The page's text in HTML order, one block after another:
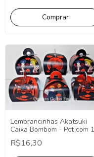
Lembrancinhas Akatsuki
Caixa Bombom - Pct com
R$16,30